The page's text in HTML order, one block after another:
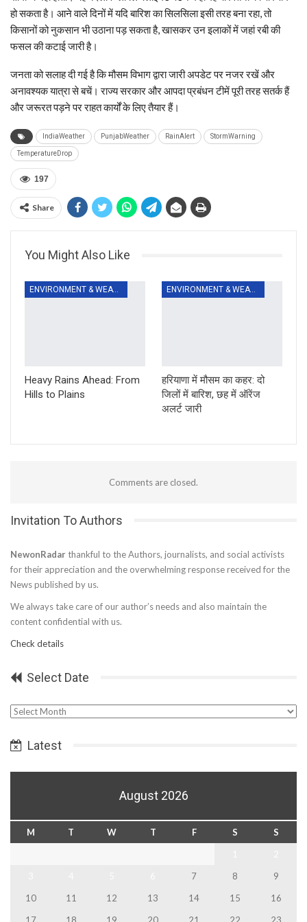
हो सकता है। आने वाले दिनों में यदि बारिश का सिलसिला इसी तरह बना रहा, तो
किसानों को नुकसान भी उठाना पड़ सकता है, खासकर उन इलाकों में जहां रबी की
फसल की कटाई जारी है।
जनता को सलाह दी गई है कि मौसम विभाग द्वारा जारी अपडेट पर नजर रखें और
अनावश्यक यात्रा से बचें। राज्य सरकार और आपदा प्रबंधन टीमें पूरी तरह सतर्क हैं
और जरूरत पड़ने पर राहत कार्यों के लिए तैयार हैं।
IndiaWeather PunjabWeather RainAlert StormWarning
TemperatureDrop
197
Share
You Might Also Like
ENVIRONMENT & WEATHER
Heavy Rains Ahead: From
Hills to Plains
ENVIRONMENT & WEATHER
हरियाणा में मौसम का कहर: दो
जिलों में बारिश, छह में ऑरेंज
अलर्ट जारी
Comments are closed.
Invitation To Authors
NewonRadar thankful to the Authors, journalists, and social activists
for their appreciation and the overwhelming response received for the
News published by us.
We always take care of our author’s needs and also maintain the
content confidential with us.
Check details
Select Date
Select
Latest
August 2026
M T W T F S
S
7 8
9
10
11 12 13 14 15
16
17
18 19 20 21 22
23